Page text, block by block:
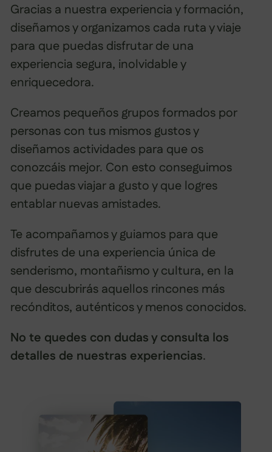
Gracias a nuestra experiencia y formación,
diseñamos y organizamos cada ruta y viaje
para que puedas disfrutar de una
experiencia segura, inolvidable y
enriquecedora.
Creamos pequeños grupos formados por
personas con tus mismos gustos y
diseñamos actividades para que os
conozcáis mejor. Con esto conseguimos
que puedas viajar a gusto y que logres
entablar nuevas amistades.
Te acompañamos y guiamos para que
disfrutes de una experiencia única de
senderismo, montañismo y cultura, en la
que descubrirás aquellos rincones más
recónditos, auténticos y menos conocidos.
No te quedes con dudas y consulta los
detalles de nuestras experiencias.